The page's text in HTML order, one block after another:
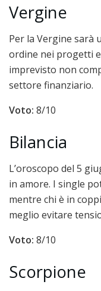
Vergine
Per la Vergine sarà
ordine nei progetti
imprevisto non
settore finanziario.
Voto: 8/10
Bilancia
L’oroscopo del 5
in amore. I single
mentre chi è in
meglio evitare
Voto: 8/10
Scorpione